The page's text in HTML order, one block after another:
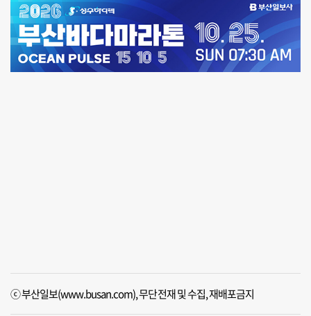
ⓒ 부산일보(www.busan.com), 무단전재 및 수집, 재배포금지